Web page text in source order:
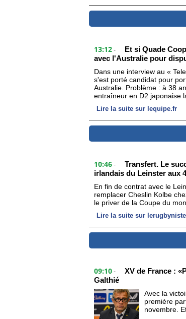
13:12 -
Et si Quade
avec l'Australie pour
Dans une interview au «
s'est porté candidat pour
Australie. Problème : à 38
entraîneur en D2 japonaise
Lire la suite sur lequipe.fr
10:46 -
Transfert. Le
irlandais du Leinster aux
En fin de contrat avec le
remplacer Cheslin Kolbe
le priver de la Coupe du
Lire la suite sur
09:10 -
XV de France :
Galthié
Avec la
première
novembre.